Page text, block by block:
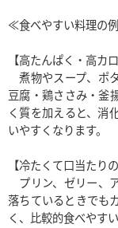
≪食べやすい料理の
【高たんぱく・高カ
煮物やスープ、ポ
豆腐・鶏ささみ・釜
く質を加えると、消
いやすくなります。
【冷たくて口当たり
プリン、ゼリー、
落ちているときでも
く、比較的食べやすい